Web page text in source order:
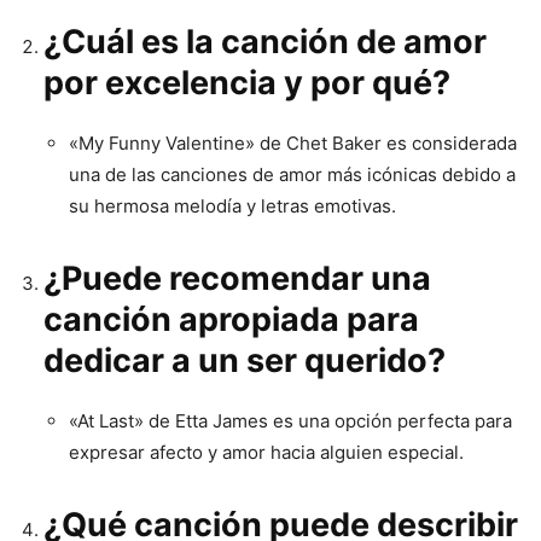
¿Cuál es la canción de amor
por excelencia y por qué?
«My Funny Valentine» de Chet Baker es considerada
una de las canciones de amor más icónicas debido a
su hermosa melodía y letras emotivas.
¿Puede recomendar una
canción apropiada para
dedicar a un ser querido?
«At Last» de Etta James es una opción perfecta para
expresar afecto y amor hacia alguien especial.
¿Qué canción puede describir